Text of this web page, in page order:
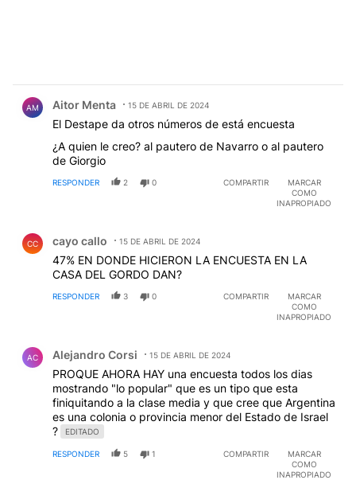
AM Aitor Menta 15 DE ABRIL DE 2024
El Destape da otros números de está encuesta
¿A quien le creo? al pautero de Navarro o al pautero
de Giorgio
RESPONDER 2 0 COMPARTIR
MARCAR
COMO
INAPROPIADO
CC cayo callo 15 DE ABRIL DE 2024
47% EN DONDE HICIERON LA ENCUESTA EN LA
CASA DEL GORDO DAN?
RESPONDER 3 0 COMPARTIR
MARCAR
COMO
INAPROPIADO
AC Alejandro Corsi 15 DE ABRIL DE 2024
PROQUE AHORA HAY una encuesta todos los dias
mostrando "lo popular" que es un tipo que esta
finiquitando a la clase media y que cree que Argentina
es una colonia o provincia menor del Estado de Israel
?
EDITADO
RESPONDER 5 1 COMPARTIR
MARCAR
COMO
INAPROPIADO